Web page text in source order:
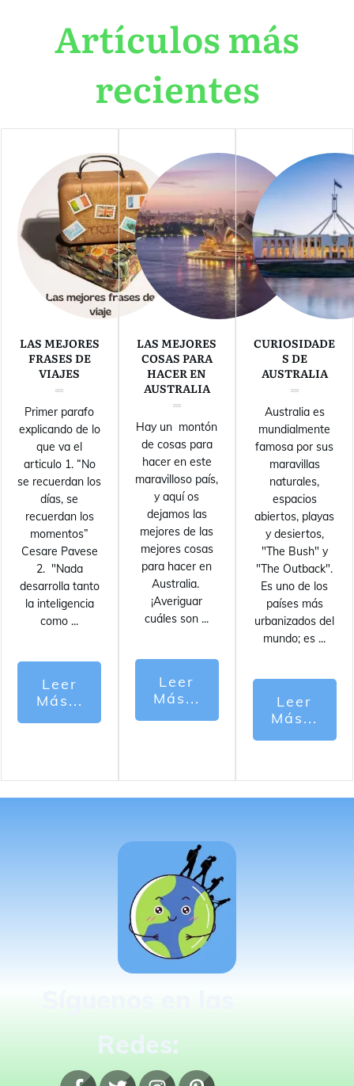
Artículos más
recientes
LAS MEJORES
FRASES DE
VIAJES
Primer parafo
explicando de lo
que va el
articulo 1. “No
se recuerdan los
días, se
recuerdan los
momentos”
Cesare Pavese
2. "Nada
desarrolla tanto
la inteligencia
como ...
Leer
Más...
LAS MEJORES
COSAS PARA
HACER EN
AUSTRALIA
Hay un montón
de cosas para
hacer en este
maravilloso país,
y aquí os
dejamos las
mejores de las
mejores cosas
para hacer en
Australia.
¡Averiguar
cuáles son ...
Leer
Más...
CURIOSIDADE
S DE
AUSTRALIA
Australia es
mundialmente
famosa por sus
maravillas
naturales,
espacios
abiertos, playas
y desiertos,
"The Bush" y
"The Outback".
Es uno de los
países más
urbanizados del
mundo; es ...
Leer
Más...
Redes: